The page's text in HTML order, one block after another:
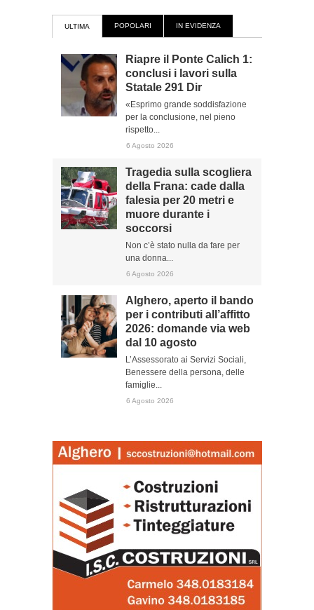
ULTIMA POPOLARI IN EVIDENZA
Riapre il Ponte Calich 1:
conclusi i lavori sulla
Statale 291 Dir
«Esprimo grande soddisfazione
per la conclusione, nel pieno
rispetto...
6 Agosto 2026
Tragedia sulla scogliera
della Frana: cade dalla
falesia per 20 metri e
muore durante i
soccorsi
Non c’è stato nulla da fare per
una donna...
6 Agosto 2026
Alghero, aperto il bando
per i contributi all’affitto
2026: domande via web
dal 10 agosto
L’Assessorato ai Servizi Sociali,
Benessere della persona, delle
famiglie...
6 Agosto 2026